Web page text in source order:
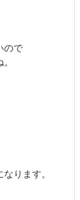
ので
ります。